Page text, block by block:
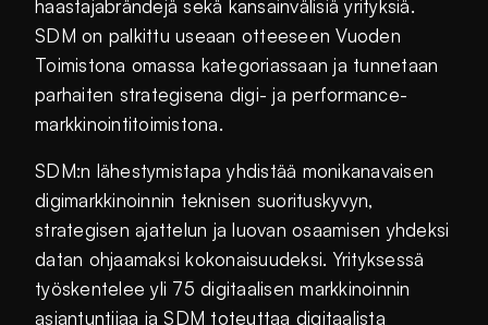
haastajabrändejä sekä kansainvälisiä yrityksiä.
SDM on palkittu useaan otteeseen Vuoden
Toimistona omassa kategoriassaan ja tunnetaan
parhaiten strategisena digi- ja performance-
markkinointitoimistona.
SDM:n lähestymistapa yhdistää monikanavaisen
digimarkkinoinnin teknisen suorituskyvyn,
strategisen ajattelun ja luovan osaamisen yhdeksi
datan ohjaamaksi kokonaisuudeksi. Yrityksessä
työskentelee yli 75 digitaalisen markkinoinnin
asiantuntijaa ja SDM toteuttaa digitaalista